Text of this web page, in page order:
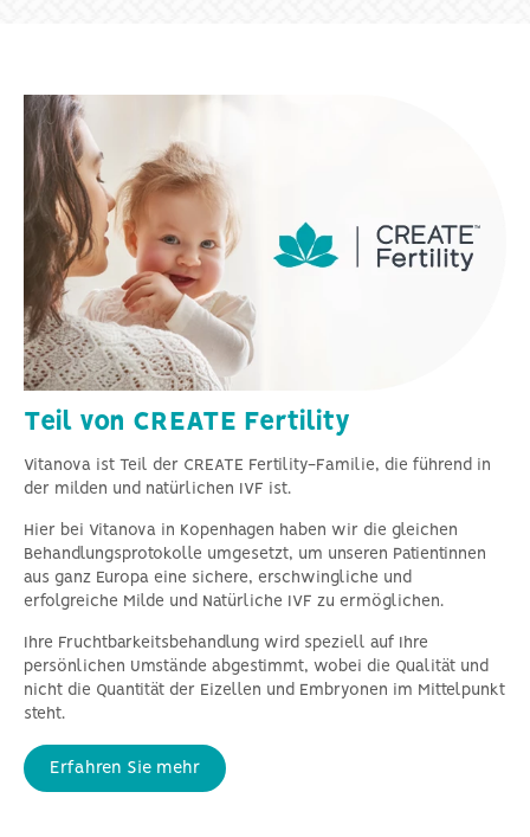
Teil von CREATE Fertility
Vitanova ist Teil der CREATE Fertility-Familie, die führend in
der milden und natürlichen IVF ist.
Hier bei Vitanova in Kopenhagen haben wir die gleichen
Behandlungsprotokolle umgesetzt, um unseren Patientinnen
aus ganz Europa eine sichere, erschwingliche und
erfolgreiche Milde und Natürliche IVF zu ermöglichen.
Ihre Fruchtbarkeitsbehandlung wird speziell auf Ihre
persönlichen Umstände abgestimmt, wobei die Qualität und
nicht die Quantität der Eizellen und Embryonen im Mittelpunkt
steht.
Erfahren Sie mehr